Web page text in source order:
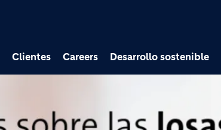
Clientes Careers Desarrollo sostenible